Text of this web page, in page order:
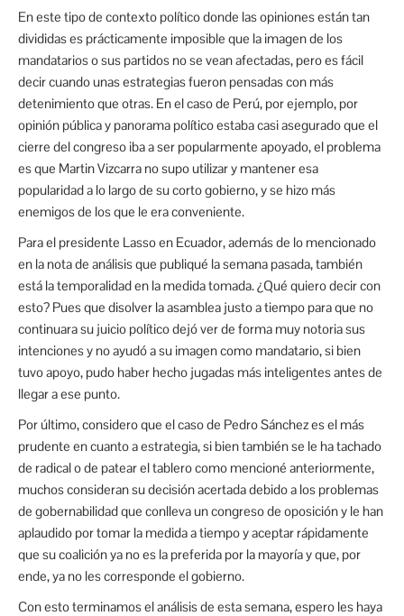
En este tipo de contexto político donde las opiniones están tan
divididas es prácticamente imposible que la imagen de los
mandatarios o sus partidos no se vean afectadas, pero es fácil
decir cuando unas estrategias fueron pensadas con más
detenimiento que otras. En el caso de Perú, por ejemplo, por
opinión pública y panorama político estaba casi asegurado que el
cierre del congreso iba a ser popularmente apoyado, el problema
es que Martin Vizcarra no supo utilizar y mantener esa
popularidad a lo largo de su corto gobierno, y se hizo más
enemigos de los que le era conveniente.
Para el presidente Lasso en Ecuador, además de lo mencionado
en la nota de análisis que publiqué la semana pasada, también
está la temporalidad en la medida tomada. ¿Qué quiero decir con
esto? Pues que disolver la asamblea justo a tiempo para que no
continuara su juicio político dejó ver de forma muy notoria sus
intenciones y no ayudó a su imagen como mandatario, si bien
tuvo apoyo, pudo haber hecho jugadas más inteligentes antes de
llegar a ese punto.
Por último, considero que el caso de Pedro Sánchez es el más
prudente en cuanto a estrategia, si bien también se le ha tachado
de radical o de patear el tablero como mencioné anteriormente,
muchos consideran su decisión acertada debido a los problemas
de gobernabilidad que conlleva un congreso de oposición y le han
aplaudido por tomar la medida a tiempo y aceptar rápidamente
que su coalición ya no es la preferida por la mayoría y que, por
ende, ya no les corresponde el gobierno.
Con esto terminamos el análisis de esta semana, espero les haya